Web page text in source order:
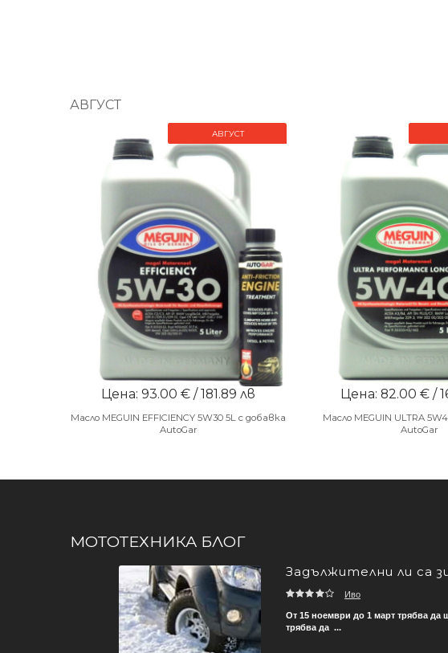
АВГУСТ
АВГУСТ
Цена: 93.00 € / 181.89 лв
Масло MEGUIN EFFICIENCY 5W30 5L с добавка
AutoGar
Цена: 82.00 € /
Масло MEGUIN ULTRA
AutoGar
МОТОТЕХНИКА БЛОГ
Задължителни ли са
Иво
От 15 ноември до 1 март трябва да
трябва да ...